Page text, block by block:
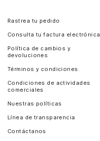
Rastrea tu pedido
Consulta tu factura electrónica
Política de cambios y
devoluciones
Términos y condiciones
Condiciones de actividades
comerciales
Nuestras políticas
Línea de transparencia
Contáctanos